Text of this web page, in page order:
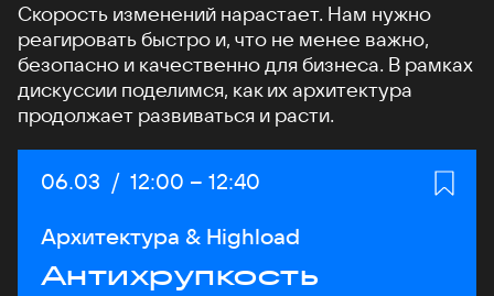
Скорость изменений нарастает. Нам нужно
реагировать быстро и, что не менее важно,
безопасно и качественно для бизнеса. В рамках
дискуссии поделимся, как их архитектура
продолжает развиваться и расти.
Дата:
06.03 / Начало:
12:00 – Конец:
12:40
Архитектура & Highload
Антихрупкость